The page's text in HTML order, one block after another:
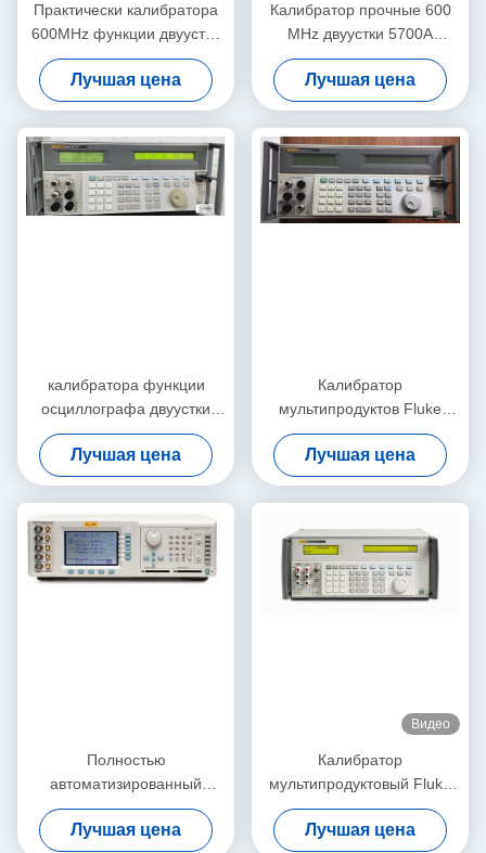
Практически калибратора
600MHz функции двуустки
5502A Multi
стабилизированное
Лучшая цена
Калибратор прочные 600
MHz двуустки 5700A
Multiscene
многофункциональный
Лучшая цена
калибратора функции
осциллографа двуустки
5800A вычисление ошибки
метра Multi автоматическое
Лучшая цена
Калибратор
мультипродуктов Fluke
5820A с полосой
пропускания 600 МГц и 2,1
ГГц, калибратор
пятиканального
осциллографа
Лучшая цена
Полностью
автоматизированный
калибратор осциллоскопа
Fluke 9500B с амплитудой
Лучшая цена
Видео
Калибратор
мультипродуктовый Fluke
5522A с высокой
производительностью,
Лучшая цена